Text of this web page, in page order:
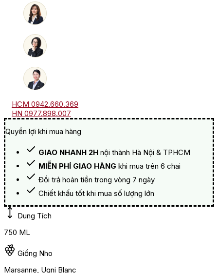
HCM 0942.660.369
HN 0977.898.007
Quyền lợi khi mua hàng
GIAO NHANH 2H nội thành Hà Nội & TPHCM
MIỄN PHÍ GIAO HÀNG khi mua trên 6 chai
Đổi trả hoàn tiền trong vòng 7 ngày
Chiết khấu tốt khi mua số lượng lớn
Dung Tích
750 ML
Giống Nho
Marsanne, Ugni Blanc